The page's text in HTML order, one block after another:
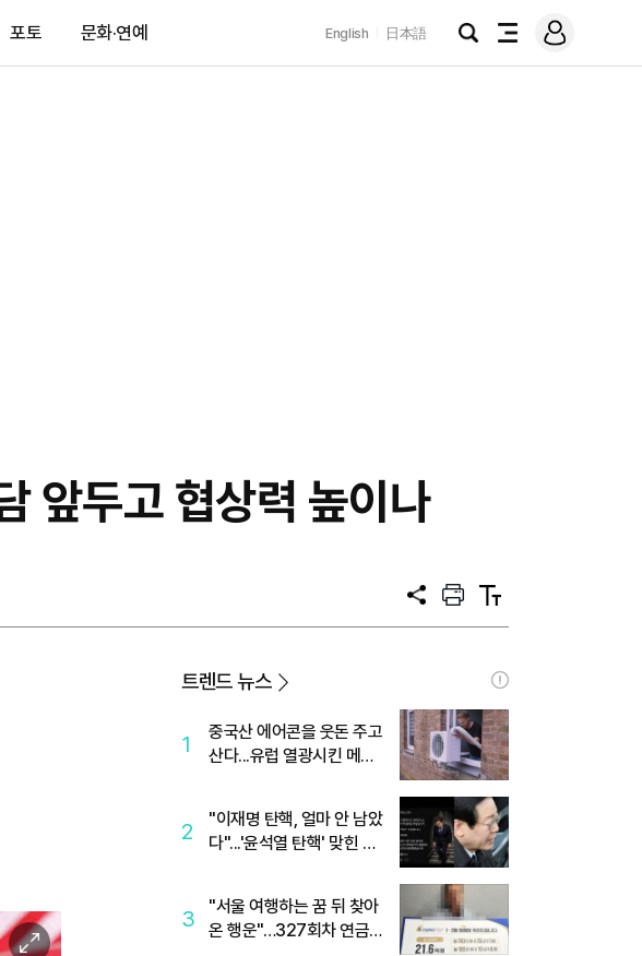
포토 문화·연예 English 日本語
검
전
메
그
앞두고 협상력 높이나
공
프
트
텍
트
이
트렌드 뉴스
1
중국산 에어콘을 웃돈 주고
산다...유럽 열광시킨 메이
2
"이재명 탄핵, 얼마 안 남았
다"...'윤석열 탄핵' 맞힌 무
3
"서울 여행하는 꿈 뒤 찾아
온 행운"…327회차 연금